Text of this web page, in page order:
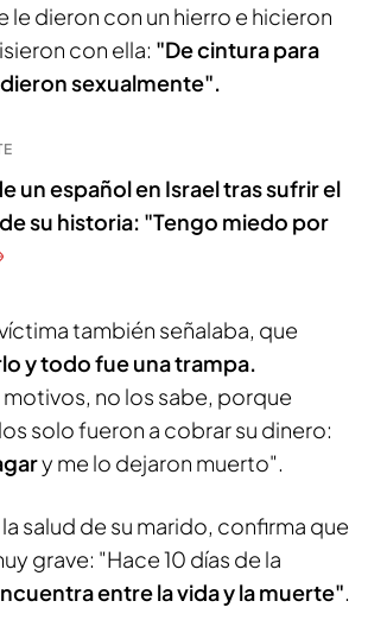
le dieron con un hierro e hicieron
con ella: "De cintura para
sexualmente".
un español en Israel tras sufrir el
su historia: "Tengo miedo por
también señalaba, que
y todo fue una trampa.
no los sabe, porque
solo fueron a cobrar su dinero:
y me lo dejaron muerto".
salud de su marido, confirma que
grave: "Hace 10 días de la
entre la vida y la muerte".